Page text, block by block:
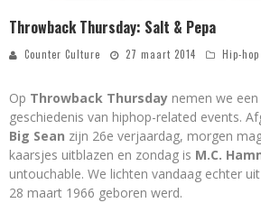
Throwback Thursday: Salt & Pepa
Counter Culture 27 maart 2014 Hip-hop
Op Throwback Thursday nemen we
geschiedenis van hiphop-related events.
Big Sean zijn 26e verjaardag, morgen
kaarsjes uitblazen en zondag is M.C.
untouchable. We lichten vandaag echter
28 maart 1966 geboren werd.